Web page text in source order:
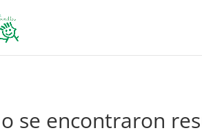
se encontraron